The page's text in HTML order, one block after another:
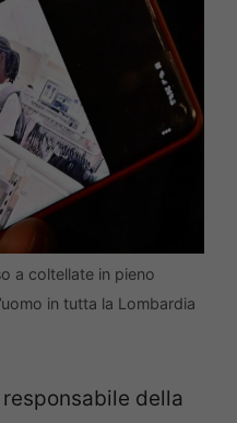
a coltellate in pieno
in tutta la Lombardia
della